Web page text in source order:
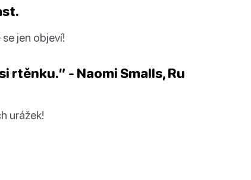
jen objeví!
rtěnku.” - Naomi Smalls, Ru
urážek!